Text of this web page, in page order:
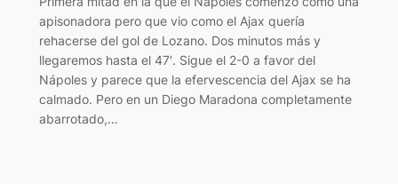
apisonadora pero que vio como el Ajax quería
rehacerse del gol de Lozano. Dos minutos más y
llegaremos hasta el 47′. Sigue el 2-0 a favor del
Nápoles y parece que la efervescencia del Ajax se ha
calmado. Pero en un Diego Maradona completamente
abarrotado,…